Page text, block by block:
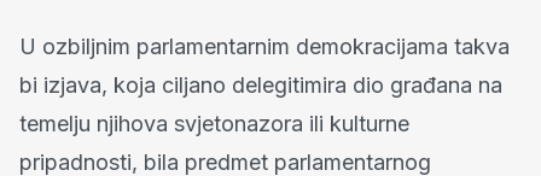
U ozbiljnim parlamentarnim demokracijama takva
bi izjava, koja ciljano delegitimira dio građana na
temelju njihova svjetonazora ili kulturne
pripadnosti, bila predmet parlamentarnog